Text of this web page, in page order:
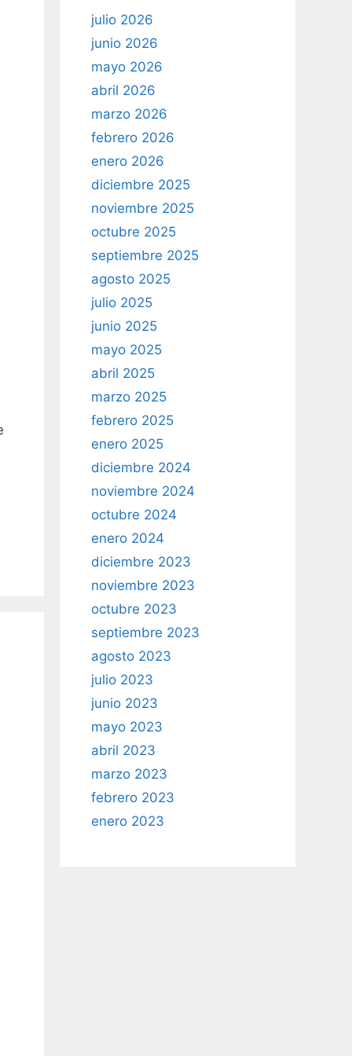
julio 2026
junio 2026
mayo 2026
abril 2026
marzo 2026
febrero 2026
enero 2026
diciembre 2025
noviembre 2025
octubre 2025
septiembre 2025
agosto 2025
julio 2025
junio 2025
mayo 2025
abril 2025
marzo 2025
febrero 2025
enero 2025
diciembre 2024
noviembre 2024
octubre 2024
enero 2024
diciembre 2023
noviembre 2023
octubre 2023
septiembre 2023
agosto 2023
julio 2023
junio 2023
mayo 2023
abril 2023
marzo 2023
febrero 2023
enero 2023